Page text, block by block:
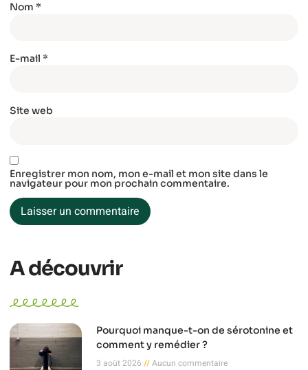
Nom *
E-mail *
Site web
Enregistrer mon nom, mon e-mail et mon site dans le
navigateur pour mon prochain commentaire.
A découvrir
Pourquoi manque-t-on de sérotonine et
comment y remédier ?
3 août 2026
Aucun commentaire